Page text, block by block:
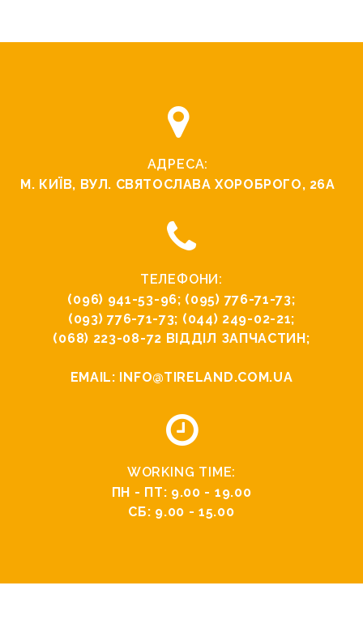
АДРЕСА:
М. КИЇВ, ВУЛ. СВЯТОСЛАВА ХОРОБРОГО, 26А
ТЕЛЕФОНИ:
(096) 941-53-96; (095) 776-71-73;
(093) 776-71-73; (044) 249-02-21;
(068) 223-08-72 ВІДДІЛ ЗАПЧАСТИН;
EMAIL: INFO@TIRELAND.COM.UA
WORKING TIME:
ПН - ПТ: 9.00 - 19.00
СБ: 9.00 - 15.00